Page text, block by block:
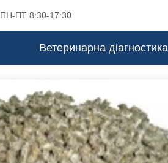
ПН-ПТ 8:30-17:30
Ветеринарна діагностика